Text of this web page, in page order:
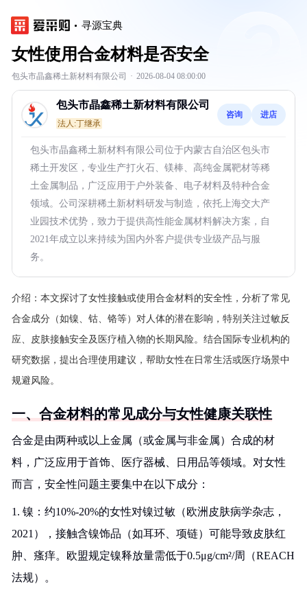
寻源宝典
女性使用合金材料是否安全
包头市晶鑫稀土新材料有限公司 · 2026-08-04 08:00:00
包头市晶鑫稀土新材料有限公司
法人:丁继承
咨询 进店
包头市晶鑫稀土新材料有限公司位于内蒙古自治区包头市
稀土开发区，专业生产打火石、镁棒、高纯金属靶材等稀
土金属制品，广泛应用于户外装备、电子材料及特种合金
领域。公司深耕稀土新材料研发与制造，依托上海交大产
业园技术优势，致力于提供高性能金属材料解决方案，自
2021年成立以来持续为国内外客户提供专业级产品与服
务。
介绍： 本文探讨了女性接触或使用合金材料的安全性，分析了常见
合金成分（如镍、钴、铬等）对人体的潜在影响，特别关注过敏反
应、皮肤接触安全及医疗植入物的长期风险。结合国际专业机构的
研究数据，提出合理使用建议，帮助女性在日常生活或医疗场景中
规避风险。
一、合金材料的常见成分与女性健康关联性
合金是由两种或以上金属（或金属与非金属）合成的材
料，广泛应用于首饰、医疗器械、日用品等领域。对女性
而言，安全性问题主要集中在以下成分：
1. 镍：约10%-20%的女性对镍过敏（欧洲皮肤病学杂志，
2021），接触含镍饰品（如耳环、项链）可能导致皮肤红
肿、瘙痒。欧盟规定镍释放量需低于0.5μg/cm²/周（REACH
法规）。